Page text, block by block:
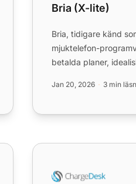
Bria (X-lite)
Bria, tidigare känd
mjuktelefon-
betalda planer,
Jan 20, 2026 3 min
ChargeDesk